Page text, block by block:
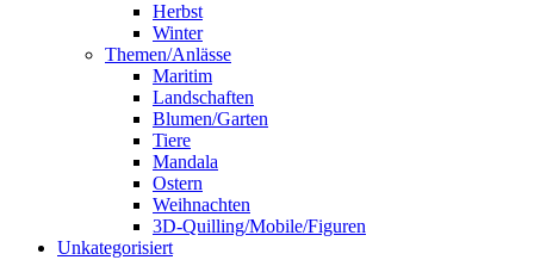
Herbst
Winter
Themen/Anlässe
Maritim
Landschaften
Blumen/Garten
Tiere
Mandala
Ostern
Weihnachten
3D-Quilling/Mobile/Figuren
Unkategorisiert